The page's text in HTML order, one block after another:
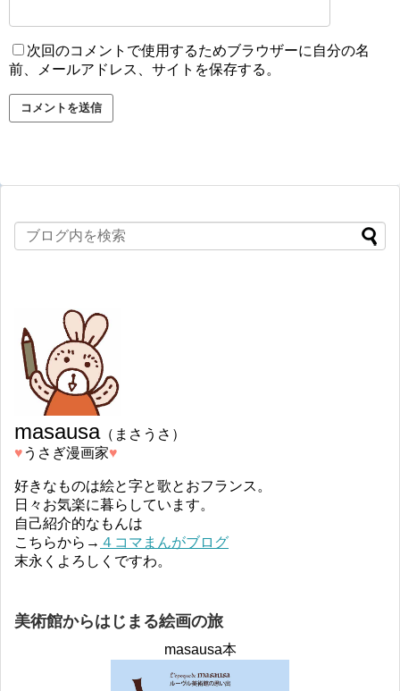
次回のコメントで使用するためブラウザーに自分の名
前、メールアドレス、サイトを保存する。
masausa（まさうさ）
♥︎ うさぎ漫画家♥︎
好きなものは絵と字と歌とおフランス。
日々お気楽に暮らしています。
自己紹介的なもんは
こちらから→ ４コマまんがブログ
末永くよろしくですわ。
美術館からはじまる絵画の旅
masausa本